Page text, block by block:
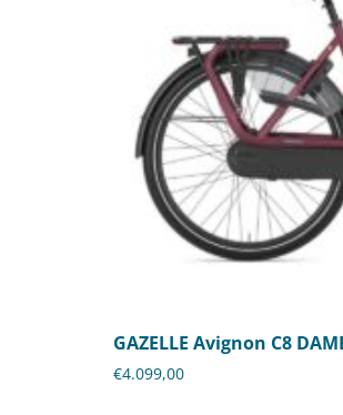
GAZELLE Avignon C8
€4.099,00